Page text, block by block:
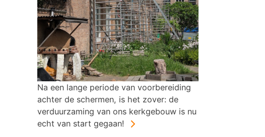
Na een lange periode van voorbereiding
achter de schermen, is het zover: de
verduurzaming van ons kerkgebouw is nu
echt van start gegaan!